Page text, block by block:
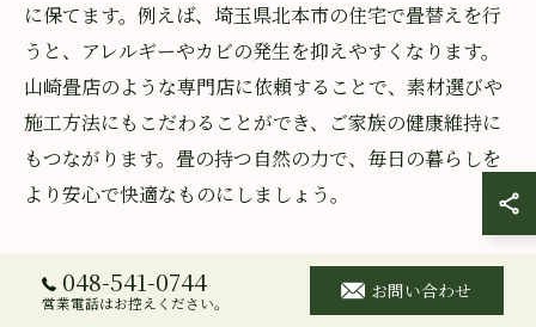
に保てます。例えば、埼玉県北本市の住宅で畳替えを行
うと、アレルギーやカビの発生を抑えやすくなります。
山崎畳店のような専門店に依頼することで、素材選びや
施工方法にもこだわることができ、ご家族の健康維持に
もつながります。畳の持つ自然の力で、毎日の暮らしを
より安心で快適なものにしましょう。
和風インテリアに合う畳の選び方
和風インテリアを引き立てるには、畳の色や素材、縁の
048-541-0744
営業電話はお控えください。
お問い合わせ